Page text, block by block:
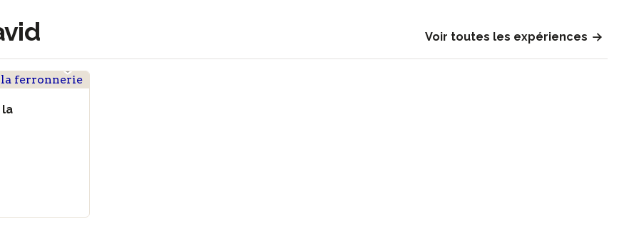
et faire naître de nouvelles vocations !
Voir toutes les expériences
la